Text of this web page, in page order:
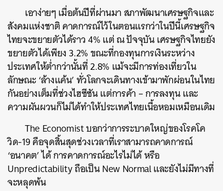
เอาง่ายๆ เมื่อต้นปีที่ผ่านมา สภาพัฒนาเศรษฐกิจและ
สังคมแห่งชาติ คาดการณ์ไว้ในตอนแรกว่าในปีนี้เศรษฐกิจ
ไทยจะขยายตัวได้ราว4%แต่ ณ ปัจจุบัน เศรษฐกิจไทยยัง
ขยายตัวได้เพียง3.2%ขณะที่กองทุนการเงินระหว่าง
ประเทศให้ต่ำกว่านั้นที่2.8% แม้จะมีการท่องเที่ยวใน
ลักษณะ‘ล้างแค้น’ทั่วโลกจะเดินทางเข้ามาพักผ่อนในไทย
กันอย่างเต็มที่ช่วงไฮซีซัน แต่การค้า –การลงทุน และ
ความผันผวนก็ไม่ได้ทำให้ประเทศไทยเนื้อหอมเหมือนเดิม
The Economistบอกว่าการระบาดใหญ่ของโรคโค
วิด-19คือจุดสิ้นสุดช่วงเวลาที่เราสามารถคาดการณ์
‘อนาคต’ได้ การคาดการณ์อะไรไม่ได้ หรือ
Unpredictabilityถือเป็นNew Normalและยังไม่มีทางที่
จะหลุดพ้น